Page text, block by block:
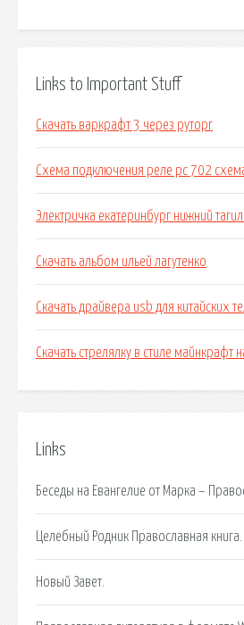
Links to Important Stuff
Скачать варкрафт 3 через руторг
Схема подключения реле рс 702
Электричка екатеринбург нижний
Скачать альбом ильей лагутенко
Скачать драйвера usb для китайских
Скачать стрелялку в стиле майнкрафт
Links
Беседы на Евангелие от Марка –
Целебный Родник Православная книга.
Новый Завет.